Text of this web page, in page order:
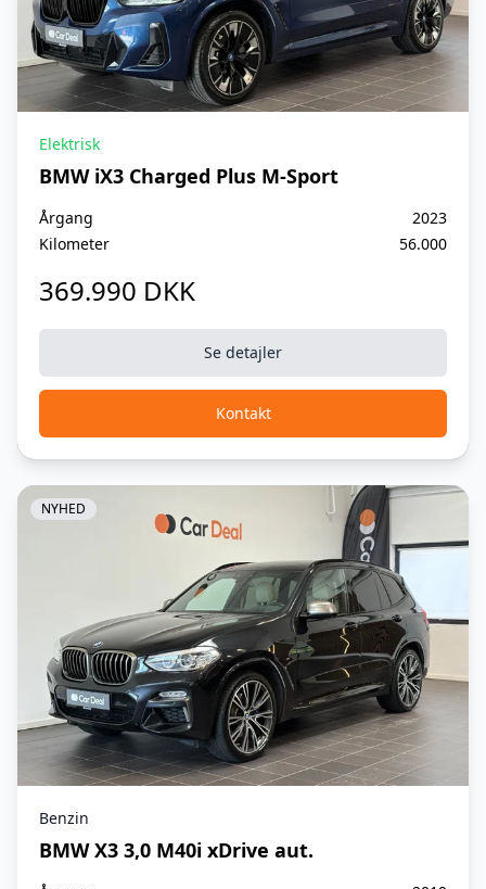
Elektrisk
BMW iX3 Charged Plus M-Sport
Årgang
2023
Kilometer
56.000
369.990 DKK
Se detajler
Kontakt
NYHED
Benzin
BMW X3 3,0 M40i xDrive aut.